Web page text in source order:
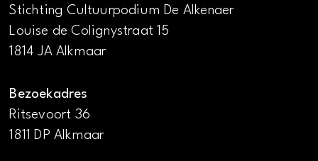
Stichting Cultuurpodium De Alkenaer
Louise de Colignystraat 15
1814 JA Alkmaar
Bezoekadres
Ritsevoort 36
1811 DP Alkmaar